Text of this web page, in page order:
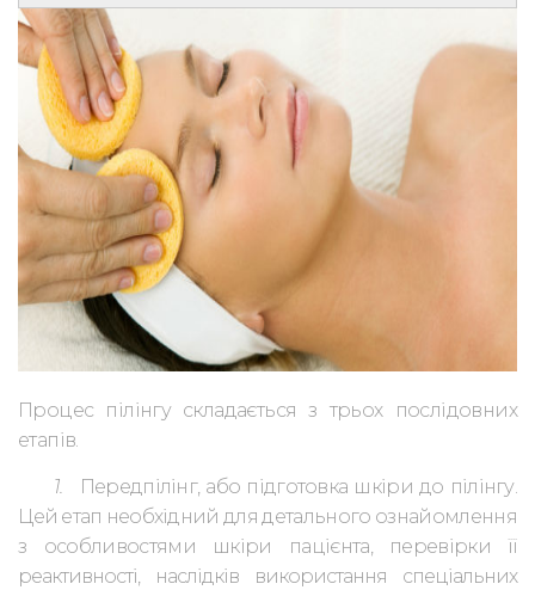
Процес пілінгу складається з трьох послідовних
етапів.
1.
Передпілінг, або підготовка шкіри до пілінгу.
Цей етап необхідний для детального ознайомлення
з особливостями шкіри пацієнта, перевірки її
реактивності, наслідків використання спеціальних